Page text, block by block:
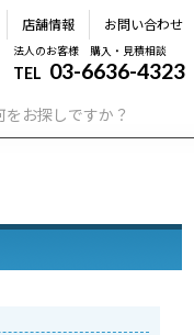
店舗情報 お問い合わせ
法人のお客様 購入・見積相談
TEL 03-6636-4323